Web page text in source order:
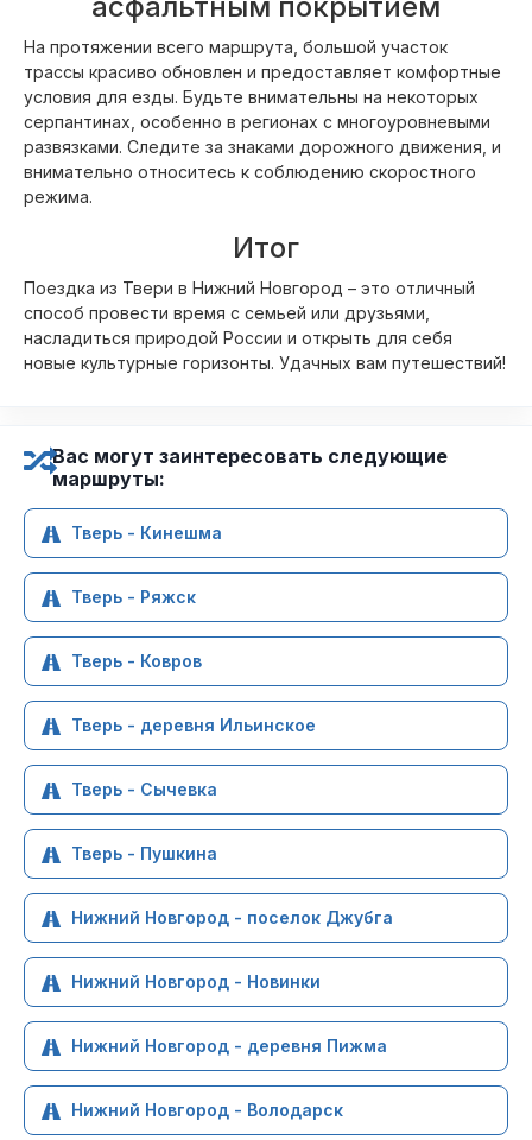
На протяжении всего маршрута, большой участок
трассы красиво обновлен и предоставляет комфортные
условия для езды. Будьте внимательны на некоторых
серпантинах, особенно в регионах с многоуровневыми
развязками. Следите за знаками дорожного движения, и
внимательно относитесь к соблюдению скоростного
режима.
Итог
Поездка из Твери в Нижний Новгород – это отличный
способ провести время с семьей или друзьями,
насладиться природой России и открыть для себя
новые культурные горизонты. Удачных вам путешествий!
Вас могут заинтересовать следующие
маршруты:
Тверь - Кинешма
Тверь - Ряжск
Тверь - Ковров
Тверь - деревня Ильинское
Тверь - Сычевка
Тверь - Пушкина
Нижний Новгород - поселок Джубга
Нижний Новгород - Новинки
Нижний Новгород - деревня Пижма
Нижний Новгород - Володарск